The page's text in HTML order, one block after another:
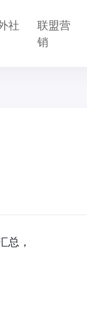
社
联盟营
销
总，